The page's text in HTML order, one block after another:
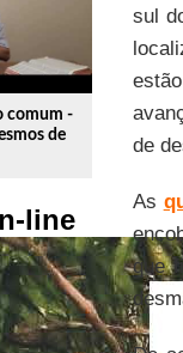
comum -
de
line
sul
de
As
que